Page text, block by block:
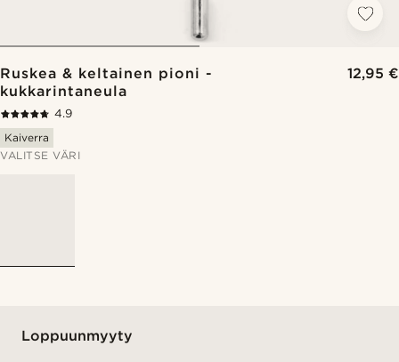
Ruskea & keltainen pioni -
kukkarintaneula
12,95 €
4.9
Kaiverra
VALITSE VÄRI
Loppuunmyyty